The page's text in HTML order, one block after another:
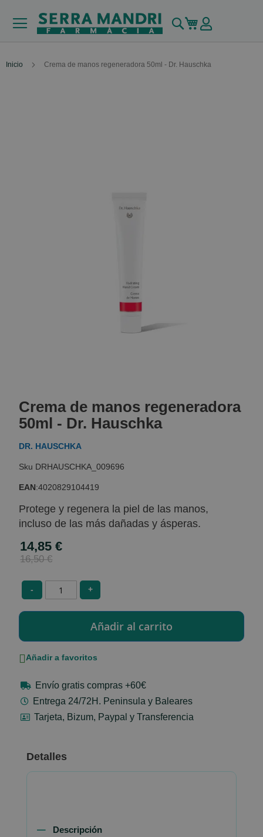
Buscar
Mi carrito
Inicio Crema de manos regeneradora 50ml - Dr. Hauschka
the
beginning
of
the
gallery
Crema de manos regeneradora
50ml - Dr. Hauschka
DR. HAUSCHKA
DRHAUSCHKA_009696
EAN:4020829104419
Protege y regenera la piel de las manos,
incluso de las más dañadas y ásperas.
Special
Price
14,85 €
16,50 €
- +
Añadir a favoritos
Envío gratis compras +60€
Entrega 24/72H. Peninsula y Baleares
Tarjeta, Bizum, Paypal y Transferencia
Detalles
Descripción